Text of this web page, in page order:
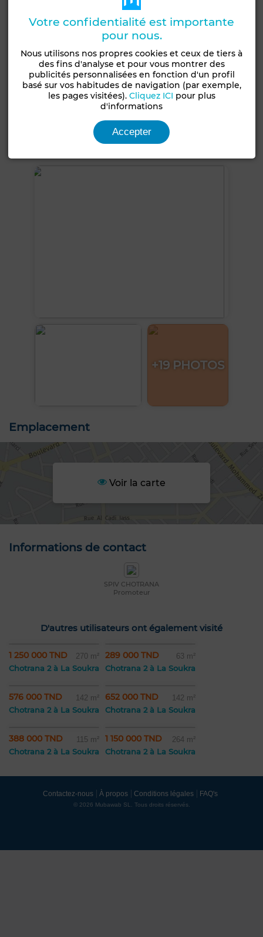
Type de bien
Etat
Jamais habité /
Jardin Garage Ascenseur Concierge
Façade extérieure Climatisation Chauffage central
Sécurité Double vitrage Porte blindée
Four
+19 PHOTOS
Emplacement
Voir la carte
Informations de contact
SPIV CHOTRANA
Promoteur
D'autres utilisateurs ont également visité
1 250 000 TND 270 m²
Chotrana 2 à La Soukra
289 000 TND 63 m²
Chotrana 2 à La Soukra
576 000 TND 142 m²
Chotrana 2 à La Soukra
652 000 TND 142 m²
Chotrana 2 à La Soukra
388 000 TND 115 m²
Chotrana 2 à La Soukra
1 150 000 TND 264 m²
Chotrana 2 à La Soukra
Contactez-nous À propos Conditions légales FAQ's
© 2026 Mubawab SL. Tous droits réservés.
Votre confidentialité est importante
pour nous.
Nous utilisons nos propres cookies et ceux de tiers à
des fins d'analyse et pour vous montrer des
publicités personnalisées en fonction d'un profil
basé sur vos habitudes de navigation (par exemple,
les pages visitées). Cliquez ICI pour plus
d'informations
Accepter